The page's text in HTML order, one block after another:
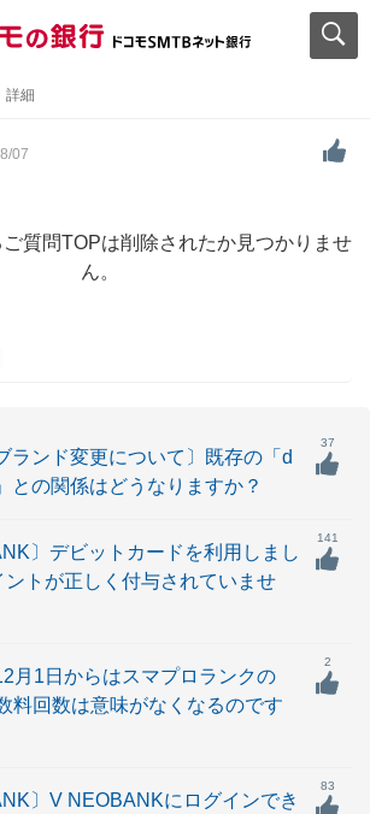
詳細
07
質問TOPは削除されたか見つかりませ
ん。
ランド変更について〕既存の「d
との関係はどうなりますか？
37
〕デビットカードを利用しまし
ントが正しく付与されていませ
141
月1日からはスマプロランクの
料回数は意味がなくなるのです
2
〕V NEOBANKにログインでき
83